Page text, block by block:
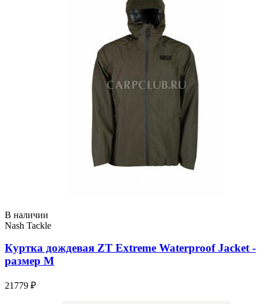
В наличии
Nash Tackle
Куртка дождевая ZT Extreme Waterproof Jacket -
размер M
21779 ₽